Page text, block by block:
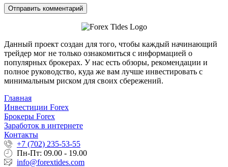
Данный проект создан для того, чтобы каждый начинающий
трейдер мог не только ознакомиться с информацией о
популярных брокерах. У нас есть обзоры, рекомендации и
полное руководство, куда же вам лучше инвестировать с
минимальным риском для своих сбережений.
Главная
Инвестиции Forex
Брокеры Forex
Заработок в интернете
Контакты
+7 (702) 235-53-55
Пн-Пт: 09.00 - 19.00
info@forextides.com